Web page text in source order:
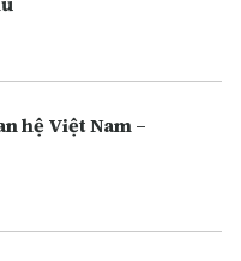
hệ Việt Nam –